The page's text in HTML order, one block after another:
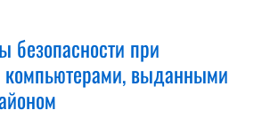
при
компьютерами, выданными